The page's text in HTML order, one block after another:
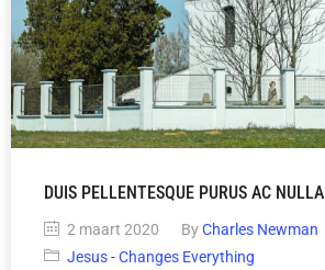
DUIS PELLENTESQUE PURUS AC NULLA
2 maart 2020 ByCharles Newman
Jesus - Changes Everything